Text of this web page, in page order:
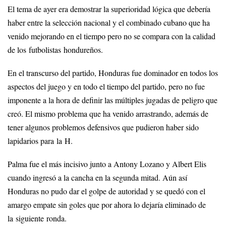
El tema de ayer era demostrar la superioridad lógica que debería
haber entre la selección nacional y el combinado cubano que ha
venido mejorando en el tiempo pero no se compara con la calidad
de los futbolistas hondureños.
En el transcurso del partido, Honduras fue dominador en todos los
aspectos del juego y en todo el tiempo del partido, pero no fue
imponente a la hora de definir las múltiples jugadas de peligro que
creó. El mismo problema que ha venido arrastrando, además de
tener algunos problemos defensivos que pudieron haber sido
lapidarios para la H.
Palma fue el más incisivo junto a Antony Lozano y Albert Elis
cuando ingresó a la cancha en la segunda mitad. Aún así
Honduras no pudo dar el golpe de autoridad y se quedó con el
amargo empate sin goles que por ahora lo dejaría eliminado de
la siguiente ronda.